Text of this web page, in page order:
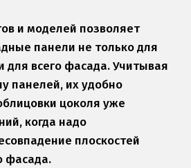
и моделей позволяет
панели не только для
для всего фасада. Учитывая
панелей, их удобно
цоколя уже
когда надо
плоскостей
фасада.